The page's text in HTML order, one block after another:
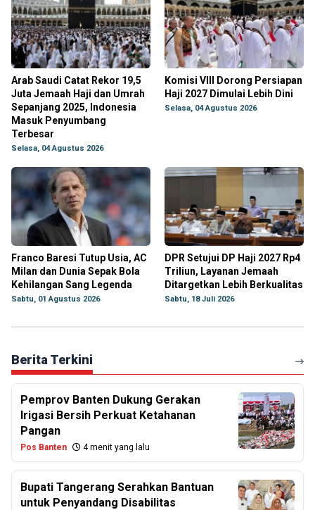
Arab Saudi Catat Rekor 19,5
Juta Jemaah Haji dan Umrah
Sepanjang 2025, Indonesia
Masuk Penyumbang
Terbesar
Selasa, 04 Agustus 2026
Komisi VIII Dorong Persiapan
Haji 2027 Dimulai Lebih Dini
Selasa, 04 Agustus 2026
Franco Baresi Tutup Usia, AC
Milan dan Dunia Sepak Bola
Kehilangan Sang Legenda
Sabtu, 01 Agustus 2026
DPR Setujui DP Haji 2027 Rp4
Triliun, Layanan Jemaah
Ditargetkan Lebih Berkualitas
Sabtu, 18 Juli 2026
Berita Terkini
Pemprov Banten Dukung Gerakan
Irigasi Bersih Perkuat Ketahanan
Pangan
Pos Banten 4 menit yang lalu
Bupati Tangerang Serahkan Bantuan
untuk Penyandang Disabilitas